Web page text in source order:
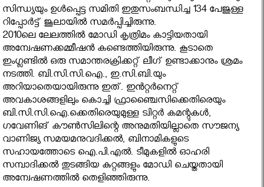
സിന്ധ്യയും ഉള്‍പ്പെട്ട സമിതി ഇതുസംബന്ധിച്ച 134 പേജുള്ള
റിപ്പോര്‍ട്ട് ജൂലായില്‍ സമര്‍പ്പിച്ചിരുന്നു.
2010ലെ ലേലത്തില്‍ മോഡി കൃത്രിമം കാട്ടിയതായി
അന്വേഷണക്കമ്മീഷന്‍ കണ്ടെത്തിയിരുന്നു. കൂടാതെ
ഇംഗ്ലണ്ടില്‍ ഒരു സമാന്തരക്രിക്കറ്റ് ലീഗ് ഉണ്ടാക്കാനും ശ്രമം
നടത്തി. ബി.സി.സി.ഐ., ഇ.സി.ബി.യും
അറിയാതെയായിരുന്നു ഇത്. ഇൻറ്റര്‍നെറ്റ്
അവകാശങ്ങളിലും കൊച്ചി ഫ്രാഞ്ചൈസിക്കെതിരെയും
ബി.സി.സി.ഐ.ക്കെതിരെയുമുള്ള ട്വിറ്റര്‍ കമന്റുകള്‍,
ഗവേണിങ് കൗണ്‍സിലിന്റെ അനുമതിയില്ലാതെ സൗജന്യ
വാണിജ്യ സമയമനുവദിക്കല്‍, ബിനാമികളുടെ
സഹായത്തോടെ ഐ.പി.എല്‍. ടീമുകളില്‍ ഓഹരി
സമ്പാദിക്കല്‍ തുടങ്ങിയ കുറ്റങ്ങളും മോഡി ചെയ്തതായി
അന്വേഷണത്തില്‍ തെളിഞ്ഞിരുന്നു.